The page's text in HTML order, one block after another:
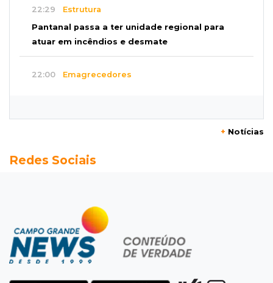
22:29 Estrutura
Pantanal passa a ter unidade regional para
atuar em incêndios e desmate
22:00 Emagrecedores
Granizo danifica telhados e plantações
Agregado
Inter perde para o Corinthians mas avança às
quartas da Copa do Brasil
+ Notícias
Redes Sociais